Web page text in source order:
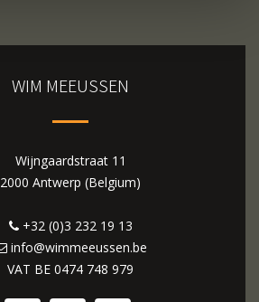
WIM MEEUSSEN
Wijngaardstraat 11
2000 Antwerp (Belgium)
+32 (0)3 232 19 13
info@wimmeeussen.be
VAT BE 0474 748 979